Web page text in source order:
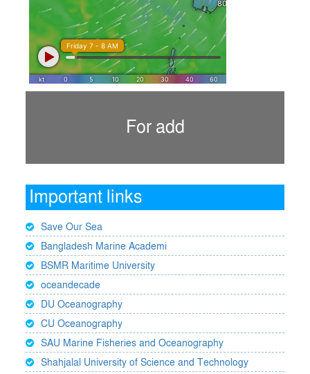
For add
Important links
Save Our Sea
Bangladesh Marine Academi
BSMR Maritime University
oceandecade
DU Oceanography
CU Oceanography
SAU Marine Fisheries and Oceanography
Shahjalal University of Science and Technology